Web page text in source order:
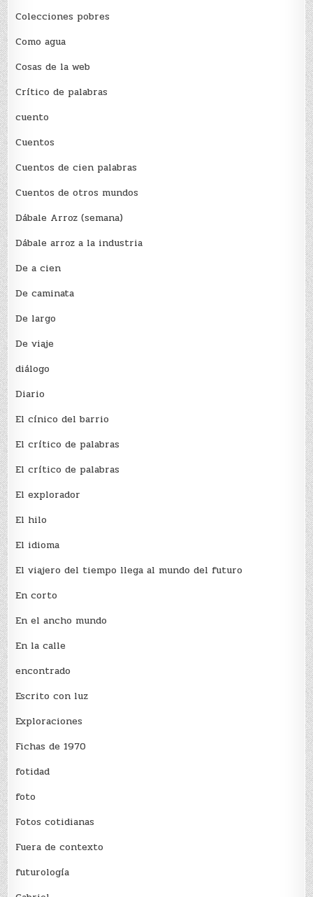
Colecciones pobres
Como agua
Cosas de la web
Crítico de palabras
cuento
Cuentos
Cuentos de cien palabras
Cuentos de otros mundos
Dábale Arroz (semana)
Dábale arroz a la industria
De a cien
De caminata
De largo
De viaje
diálogo
Diario
El cínico del barrio
El crí­tico de palabras
El crí­tico de palabras
El explorador
El hilo
El idioma
El viajero del tiempo llega al mundo del futuro
En corto
En el ancho mundo
En la calle
encontrado
Escrito con luz
Exploraciones
Fichas de 1970
fotidad
foto
Fotos cotidianas
Fuera de contexto
futurología